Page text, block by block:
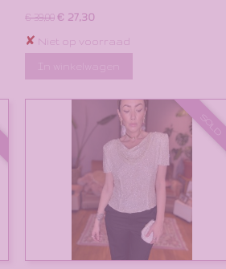
€ 39,00 € 27,30
✘ Niet op voorraad
SOLD